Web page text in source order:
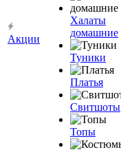
Акции
Халаты
домашние
Туники
Платья
Свитшоты
Топы